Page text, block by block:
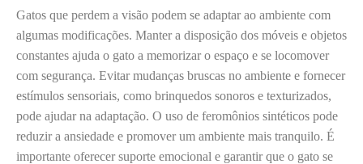
Gatos que perdem a visão podem se adaptar ao ambiente com
algumas modificações. Manter a disposição dos móveis e objetos
constantes ajuda o gato a memorizar o espaço e se locomover
com segurança. Evitar mudanças bruscas no ambiente e fornecer
estímulos sensoriais, como brinquedos sonoros e texturizados,
pode ajudar na adaptação. O uso de feromônios sintéticos pode
reduzir a ansiedade e promover um ambiente mais tranquilo. É
importante oferecer suporte emocional e garantir que o gato se